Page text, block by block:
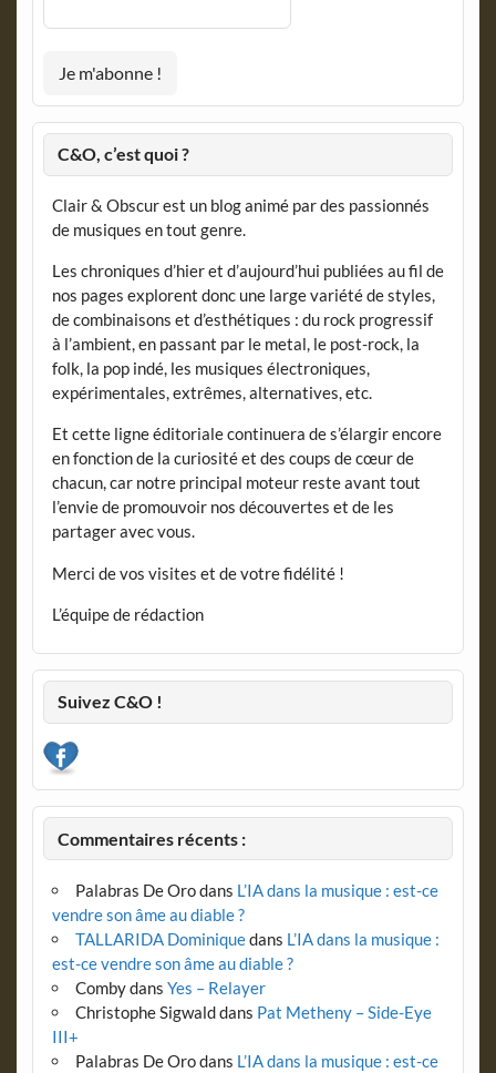
C&O, c’est quoi ?
Clair & Obscur est un blog animé par des passionnés
de musiques en tout genre.
Les chroniques d’hier et d’aujourd’hui publiées au fil de
nos pages explorent donc une large variété de styles,
de combinaisons et d’esthétiques : du rock progressif
à l’ambient, en passant par le metal, le post-rock, la
folk, la pop indé, les musiques électroniques,
expérimentales, extrêmes, alternatives, etc.
Et cette ligne éditoriale continuera de s’élargir encore
en fonction de la curiosité et des coups de cœur de
chacun, car notre principal moteur reste avant tout
l’envie de promouvoir nos découvertes et de les
partager avec vous.
Merci de vos visites et de votre fidélité !
L’équipe de rédaction
Suivez C&O !
Commentaires récents :
Palabras De Orodans L’IA dans la musique : est-ce
vendre son âme au diable ?
TALLARIDA Dominiquedans L’IA dans la musique :
est-ce vendre son âme au diable ?
Combydans Yes – Relayer
Christophe Sigwalddans Pat Metheny – Side-Eye
III+
Palabras De Orodans L’IA dans la musique : est-ce